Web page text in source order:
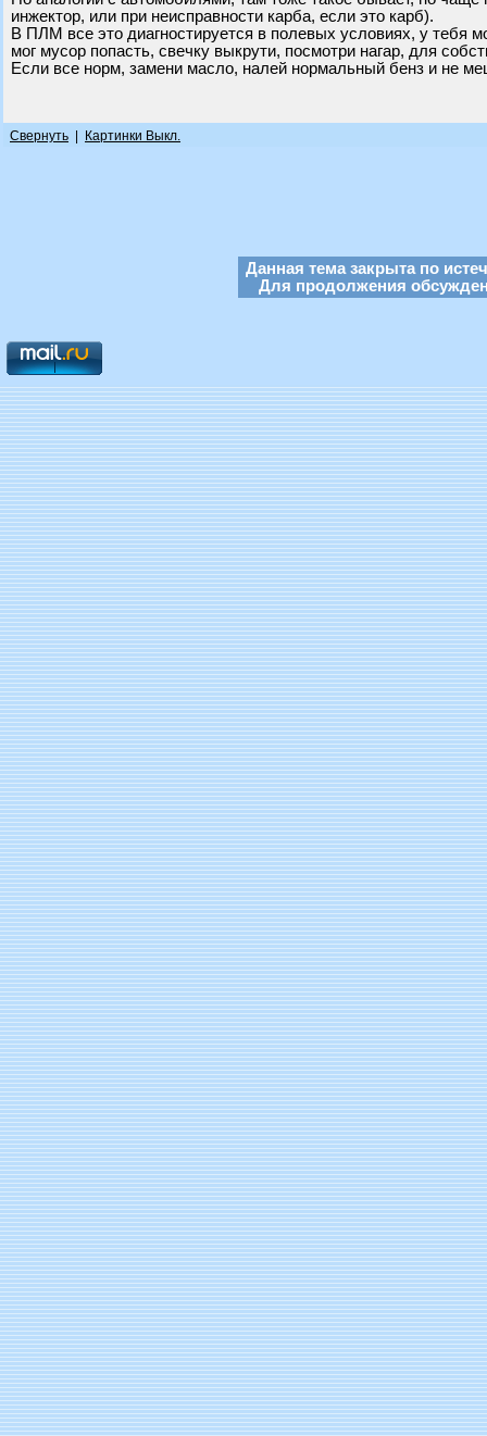
инжектор, или при неисправности карба, если это карб).
В ПЛМ все это диагностируется в полевых условиях, у тебя
мог мусор попасть, свечку выкрути, посмотри нагар, для
Если все норм, замени масло, налей нормальный бенз и не
Свернуть Картинки Выкл.
Данная тема закрыта по
Для продолжения